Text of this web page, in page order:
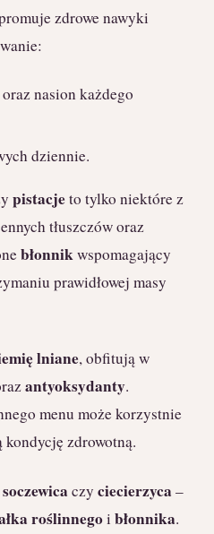
zdrowe nawyki
nasion każdego
dziennie.
pistacjeto tylko niektóre z
tłuszczów oraz
błonnikwspomagający
prawidłowej masy
lniane, obfitują w
antyoksydanty.
menu może korzystnie
kondycję zdrowotną.
soczewica czy ciecierzyca –
roślinnegoi błonnika.